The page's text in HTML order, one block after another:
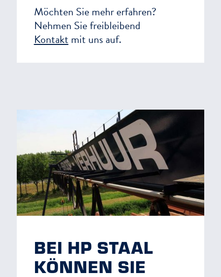
Möchten Sie mehr erfahren?
Nehmen Sie freibleibend
Kontakt mit uns auf.
BEI HP STAAL
KÖNNEN SIE